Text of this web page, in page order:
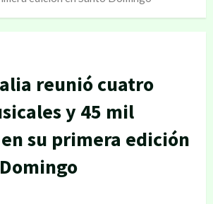
reunió cuatro
y 45 mil
su primera edición